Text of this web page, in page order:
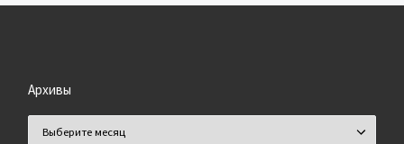
Архивы